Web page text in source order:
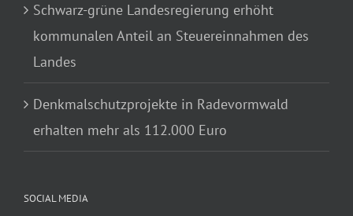
Schwarz-grüne Landesregierung erhöht
kommunalen Anteil an Steuereinnahmen des
Landes
Denkmalschutzprojekte in Radevormwald
erhalten mehr als 112.000 Euro
SOCIAL MEDIA